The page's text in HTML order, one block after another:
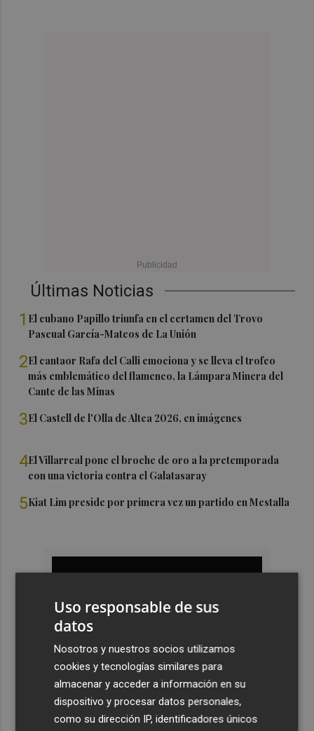
Últimas Noticias
1 El cubano Papillo triunfa en el certamen del Trovo
Pascual García-Mateos de La Unión
2El cantaor Rafa del Calli emociona y se lleva el trofeo
más emblemático del flamenco, la Lámpara Minera del
Cante de las Minas
3El Castell de l'Olla de Altea 2026, en imágenes
4El Villarreal pone el broche de oro a la pretemporada
con una victoria contra el Galatasaray
5Kiat Lim preside por primera vez un partido en Mestalla
Uso responsable de sus
datos
Nosotros y nuestros socios utilizamos
cookies y tecnologías similares para
almacenar y acceder a información en su
dispositivo y procesar datos personales,
como su dirección IP, identificadores únicos